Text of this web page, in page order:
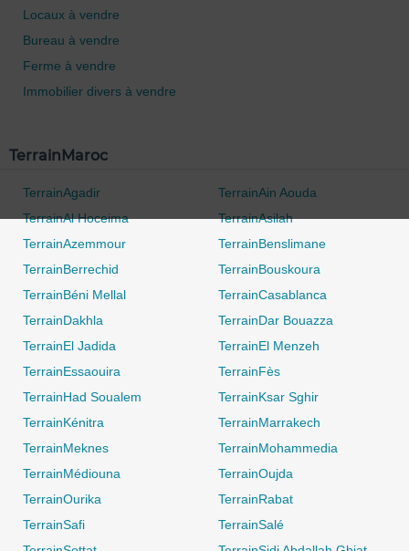
0 / 500
Locaux à vendre
Bureau à vendre
Ferme à vendre
Immobilier divers à vendre
TerrainMaroc
TerrainAgadir
TerrainAin Aouda
TerrainAl Hoceima
TerrainAsilah
TerrainAzemmour
TerrainBenslimane
TerrainBerrechid
TerrainBouskoura
TerrainBéni Mellal
TerrainCasablanca
TerrainDakhla
TerrainDar Bouazza
TerrainEl Jadida
TerrainEl Menzeh
TerrainEssaouira
TerrainFès
TerrainHad Soualem
TerrainKsar Sghir
TerrainKénitra
TerrainMarrakech
TerrainMeknes
TerrainMohammedia
TerrainMédiouna
TerrainOujda
TerrainOurika
TerrainRabat
TerrainSafi
TerrainSalé